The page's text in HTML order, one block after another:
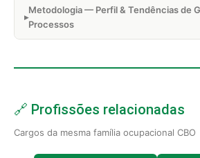
Metodologia — Perfil & Tendências de
Processos
🔗 Profissões relacionadas
Cargos da mesma família ocupacional CBO